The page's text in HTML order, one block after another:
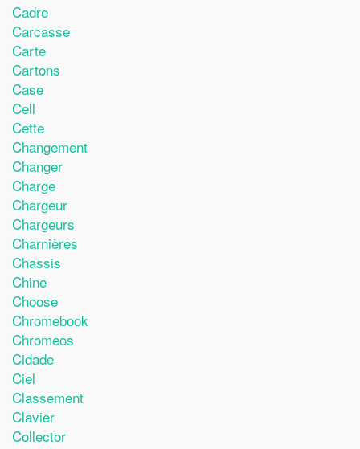
Cadre
Carcasse
Carte
Cartons
Case
Cell
Cette
Changement
Changer
Charge
Chargeur
Chargeurs
Charnières
Chassis
Chine
Choose
Chromebook
Chromeos
Cidade
Ciel
Classement
Clavier
Collector